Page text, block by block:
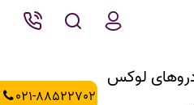
021-88522702
لوکس